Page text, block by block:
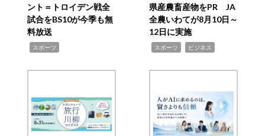
ント＝トロイデン戦全
試合をBS10が今季も無
料放送
スポーツ
県産農畜産物をPR JA
全農いわてが8月10日～
12日に実施
スポーツ ビジネス